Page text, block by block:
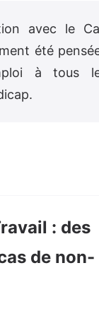
avec le
été
à tous
: des
de non-